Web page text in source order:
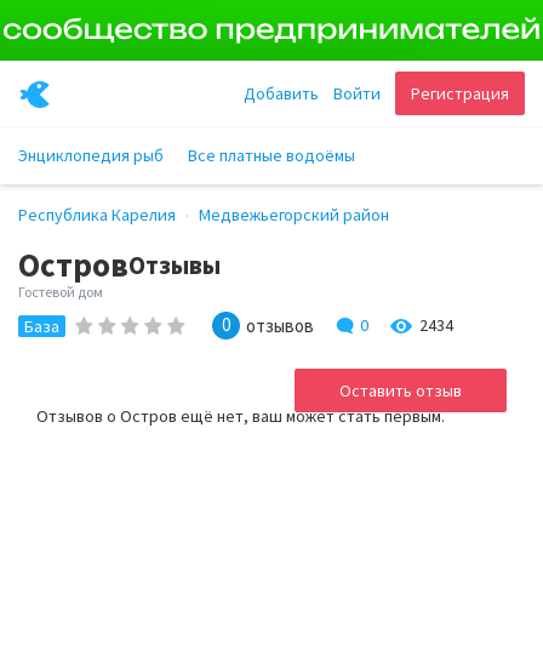
Регистрация
Войти
Добавить
Энциклопедия рыб Все платные водоёмы
Республика Карелия Медвежьегорский район
ОстровОтзывы
Гостевой дом
База 0 отзывов 0 2434
Отзывов о Остров ещё нет, ваш может стать первым.
Оставить отзыв